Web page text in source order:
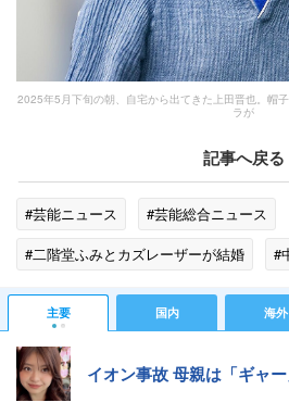
2025年5月下旬の朝、自宅から出てきた上田晋也。帽
ラが
記事へ戻る
#芸能ニュース
#芸能総合ニュース
#二階堂ふみとカズレーザーが結婚
#
#カズレーザー
#アッコにおまかせ!
#歴史
#見た目 #ワイドショー
#TBS
#庄司智春 #サンデー・ジ
主要 国内 海外
イオン事故 母親は「ギャ